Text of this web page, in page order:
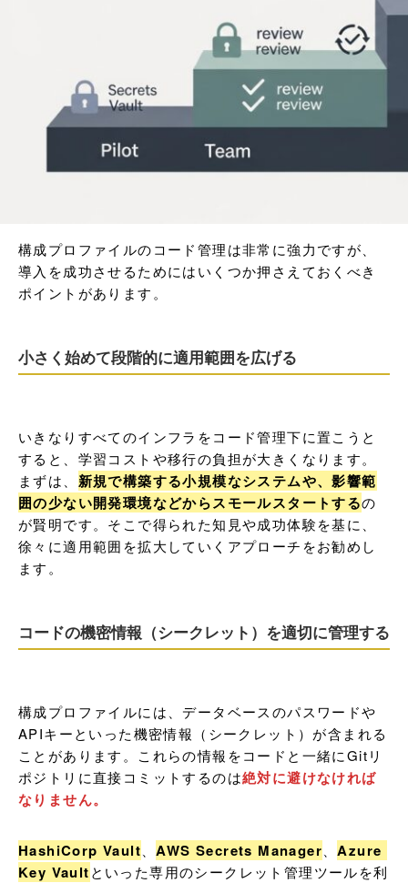
構成プロファイルのコード管理は非常に強力ですが、
導入を成功させるためにはいくつか押さえておくべき
ポイントがあります。
小さく始めて段階的に適用範囲を広げる
いきなりすべてのインフラをコード管理下に置こうと
すると、学習コストや移行の負担が大きくなります。
まずは、 新規で構築する小規模なシステムや、影響範
囲の少ない開発環境などからスモールスタートするの
が賢明です。そこで得られた知見や成功体験を基に、
徐々に適用範囲を拡大していくアプローチをお勧めし
ます。
コードの機密情報（シークレット）を適切に管理する
構成プロファイルには、データベースのパスワードや
APIキーといった機密情報（シークレット）が含まれる
ことがあります。これらの情報をコードと一緒にGitリ
ポジトリに直接コミットするのは絶対に避けなければ
なりません。
HashiCorp Vault 、AWS Secrets Manager 、Azure
Key Vaultといった専用のシークレット管理ツールを利